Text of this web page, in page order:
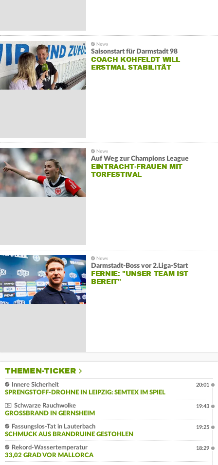
Saisonstart für Darmstadt 98
COACH KOHFELDT WILL
ERSTMAL STABILITÄT
Auf Weg zur Champions League
EINTRACHT-FRAUEN MIT
TORFESTIVAL
Darmstadt-Boss vor 2.Liga-Start
FERNIE: "UNSER TEAM IST
BEREIT"
THEMEN-TICKER
Innere Sicherheit
SPRENGSTOFF-DROHNE IN LEIPZIG: SEMTEX IM SPIEL
20:01
Schwarze Rauchwolke
GROSSBRAND IN GERNSHEIM
19:43
Fassungslos-Tat in Lauterbach
SCHMUCK AUS BRANDRUINE GESTOHLEN
19:25
Rekord-Wassertemperatur
33,02 GRAD VOR MALLORCA
18:29